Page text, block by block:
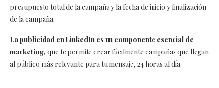
presupuesto total de la campaña y la fecha de inicio y finalización
de la campaña.
La publicidad en LinkedIn es un componente esencial de
marketing, que te permite crear fácilmente campañas que llegan
al público más relevante para tu mensaje, 24 horas al día.